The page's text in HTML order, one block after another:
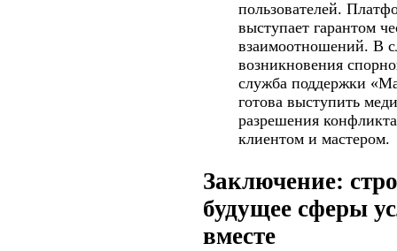
пользователей.
выступает гарантом
взаимоотношений. В
возникновения
служба поддержки
готова выступить
разрешения
клиентом и мастером.
Заключение:
будущее сферы
вместе